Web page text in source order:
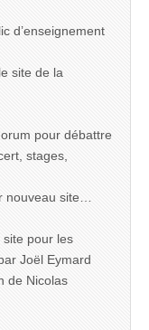
d’enseignement
le site de la
pour débattre
stages,
nouveau site…
site pour les
Joël Eymard
de Nicolas